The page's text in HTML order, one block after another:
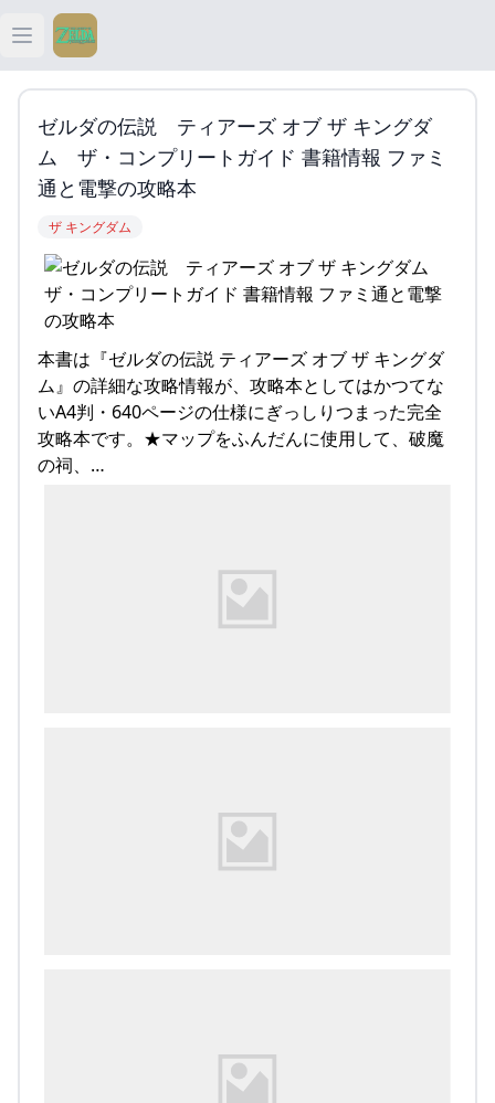
Open main menu
ティアキン
ティアキン 祠
ティアキン 攻略
ゼルダの伝説 ティアーズ オブ ザ キングダ
ム ザ・コンプリートガイド 書籍情報 ファミ
通と電撃の攻略本
ザ キングダム
本書は『ゼルダの伝説 ティアーズ オブ ザ キングダ
ム』の詳細な攻略情報が、攻略本としてはかつてな
いA4判・640ページの仕様にぎっしりつまった完全
攻略本です。★マップをふんだんに使用して、破魔
の祠、…